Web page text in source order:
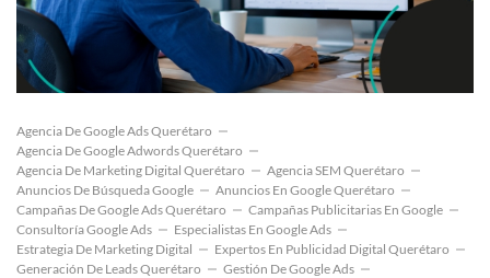
Agencia De Google Ads Querétaro
Agencia De Google Adwords Querétaro
Agencia De Marketing Digital Querétaro
Agencia SEM Querétaro
Anuncios De Búsqueda Google
Anuncios En Google Querétaro
Campañas De Google Ads Querétaro
Campañas Publicitarias En Google
Consultoría Google Ads
Especialistas En Google Ads
Estrategia De Marketing Digital
Expertos En Publicidad Digital Querétaro
Generación De Leads Querétaro
Gestión De Google Ads